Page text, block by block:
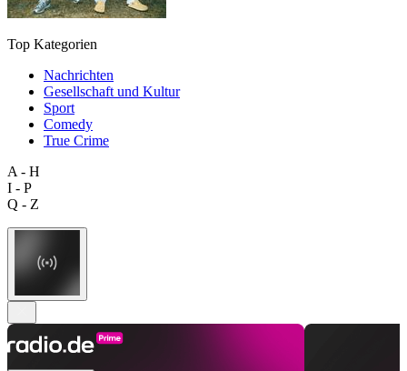
Top Kategorien
Nachrichten
Gesellschaft und Kultur
Sport
Comedy
True Crime
A - H
I - P
Q - Z